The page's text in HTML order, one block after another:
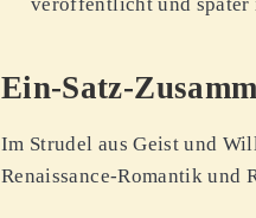
veröffentlicht und später
Ein-Satz-
Im Strudel aus Geist und
Renaissance-Romantik und